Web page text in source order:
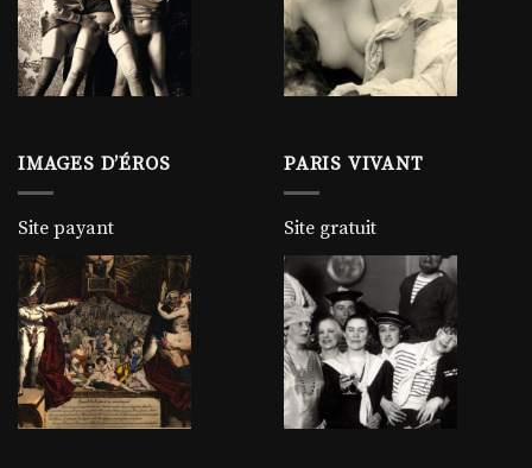
IMAGES D’ÉROS
Site payant
PARIS VIVANT
Site gratuit